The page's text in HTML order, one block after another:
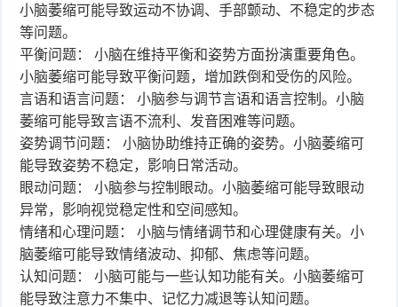
小脑萎缩可能导致运动不协调、手部颤动、不稳定的步态
等问题。
平衡问题： 小脑在维持平衡和姿势方面扮演重要角色。
小脑萎缩可能导致平衡问题，增加跌倒和受伤的风险。
言语和语言问题： 小脑参与调节言语和语言控制。小脑
萎缩可能导致言语不流利、发音困难等问题。
姿势调节问题： 小脑协助维持正确的姿势。小脑萎缩可
能导致姿势不稳定，影响日常活动。
眼动问题： 小脑参与控制眼动。小脑萎缩可能导致眼动
异常，影响视觉稳定性和空间感知。
情绪和心理问题： 小脑与情绪调节和心理健康有关。小
脑萎缩可能导致情绪波动、抑郁、焦虑等问题。
认知问题： 小脑可能与一些认知功能有关。小脑萎缩可
能导致注意力不集中、记忆力减退等认知问题。